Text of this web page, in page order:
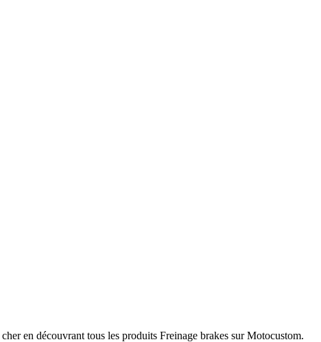
en découvrant tous les produits Freinage brakes sur Motocustom.